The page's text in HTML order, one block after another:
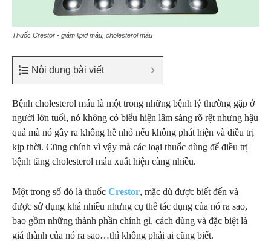
Thuốc Crestor - giảm lipid máu, cholesterol máu
Nội dung bài viết
Bệnh cholesterol máu là một trong những bệnh lý thường gặp ở
người lớn tuổi, nó không có biểu hiện lâm sàng rõ rệt nhưng hậu
quả mà nó gây ra không hề nhỏ nếu không phát hiện và điều trị
kịp thời. Cũng chính vì vậy mà các loại thuốc dùng để điều trị
bệnh tăng cholesterol máu xuất hiện càng nhiều.
Một trong số đó là thuốc Crestor, mặc dù được biết đến và
được sử dụng khá nhiều nhưng cụ thể tác dụng của nó ra sao,
bao gồm những thành phần chính gì, cách dùng và đặc biệt là
giá thành của nó ra sao…thì không phải ai cũng biết.